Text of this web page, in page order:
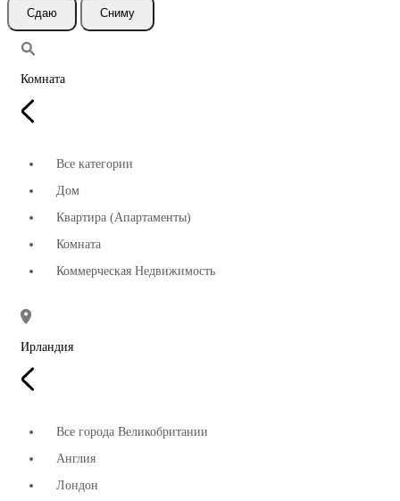
Cдаю Сниму
Комната
Все категории
Дом
Квартира (Апартаменты)
Комната
Коммерческая Недвижимость
Ирландия
Все города Великобритании
Англия
Лондон